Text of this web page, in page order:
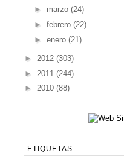
► marzo (24)
► febrero (22)
► enero (21)
► 2012 (303)
► 2011 (244)
► 2010 (88)
ETIQUETAS